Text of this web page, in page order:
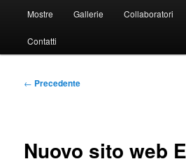
al
contenuto
principale
Mostre Gallerie Collaboratori
Contatti
Navigazione
← Precedente
Nuovo sito web